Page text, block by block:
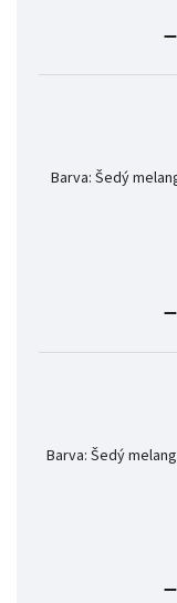
Barva: Šedý
Barva: Šedý